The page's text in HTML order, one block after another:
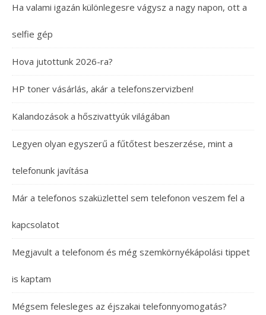
Ha valami igazán különlegesre vágysz a nagy napon, ott a
selfie gép
Hova jutottunk 2026-ra?
HP toner vásárlás, akár a telefonszervizben!
Kalandozások a hőszivattyúk világában
Legyen olyan egyszerű a fűtőtest beszerzése, mint a
telefonunk javítása
Már a telefonos szaküzlettel sem telefonon veszem fel a
kapcsolatot
Megjavult a telefonom és még szemkörnyékápolási tippet
is kaptam
Mégsem felesleges az éjszakai telefonnyomogatás?